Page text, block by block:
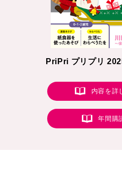
PriPri プリプリ
内容を詳
年間購